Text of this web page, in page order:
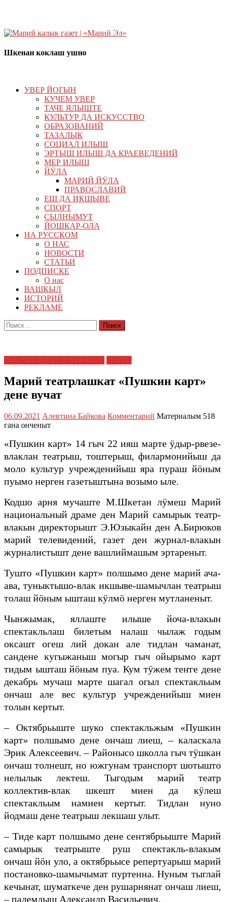
Шкенан коклаш ушно
УВЕР ЙОГЫН
КУЧЕМ УВЕР
ТАЧЕ ЯЛЫШТЕ
КУЛЬТУР ДА ИСКУССТВО
ОБРАЗОВАНИЙ
ТАЗАЛЫК
СОЦИАЛ ИЛЫШ
ЭРТЫШ ИЛЫШ ДА КРАЕВЕДЕНИЙ
МЕР ИЛЫШ
ЙӰЛА
МАРИЙ ЙӰЛА
ПРАВОСЛАВИЙ
ЕШ ДА ИКШЫВЕ
СПОРТ
СЫЛНЫМУТ
ЙОШКАР-ОЛА
НА РУССКОМ
О НАС
НОВОСТИ
СТАТЬИ
ПОДПИСКЕ
О нас
ВАШКЫЛ
ИСТОРИЙ
РЕКЛАМЕ
Найти:
Марий театрлашкат «Пушкин карт»
дене вучат
06.09.2021 Алевтина Байкова Комментарий Материалым 518
гана онченыт
«Пушкин карт» 14 гыч 22 ияш марте ӱдыр-рвезе-
влаклан театрыш, тоштерыш, филармонийыш да
моло культур учрежденийыш яра пураш йӧным
пуымо нерген газетыштына возымо ыле.
Кодшо арня мучаште М.Шкетан лӱмеш Марий
национальный драме ден Марий самырык театр-
влакын директорышт Э.Юзыкайн ден А.Бирюков
марий телевидений, газет ден журнал-влакын
журналистышт дене вашлиймашым эртареныт.
Тушто «Пушкин карт» полшымо дене марий ача-
ава, туныктышо-влак икшыве-шамычлан театрыш
толаш йӧным ышташ кӱлмӧ нерген мутланеныт.
Чынжымак, яллаште илыше йоча-влакын
спектакльлаш билетым налаш чылаж годым
оксашт огеш лий докан але тидлан чаманат,
сандене кугыжаныш могыр гыч ойырымо карт
тидым ышташ йӧным пуа. Кум тӱжем теҥге дене
декабрь мучаш марте шагал огыл спектакльым
ончаш але вес культур учрежденийыш миен
толын кертыт.
– Октябрьыште шуко спектакльжым «Пушкин
карт» полшымо дене ончаш лиеш, – каласкала
Эрик Алексеевич. – Районысо школла гыч тӱшкан
ончаш толнешт, но южгунам транспорт шотышто
нелылык лектеш. Тыгодым марий театр
коллектив-влак шкешт миен да кӱлеш
спектакльым намиен кертыт. Тидлан нуно
йодмаш дене театрыш лекшаш улыт.
– Тиде карт полшымо дене сентябрьыште Марий
самырык театрыште руш спектакль-влакым
ончаш йӧн уло, а октябрьысе репертуарыш марий
постановко-шамычымат пуртенна. Нуным тыглай
кечынат, шуматкече ден рушарнянат ончаш лиеш,
– палемдыш Александр Васильевич.